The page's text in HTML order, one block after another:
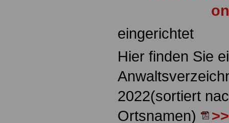
eingerichtet
Hier finden Sie
2022(sortiert
Ortsnamen)